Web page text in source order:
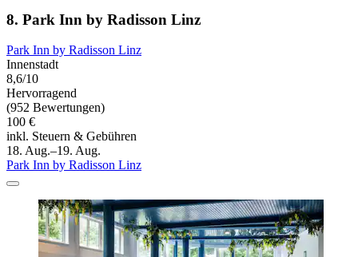
8. Park Inn by Radisson Linz
Park Inn by Radisson Linz
Innenstadt
8,6/10
Hervorragend
(952 Bewertungen)
100 €
inkl. Steuern & Gebühren
18. Aug.–19. Aug.
Park Inn by Radisson Linz